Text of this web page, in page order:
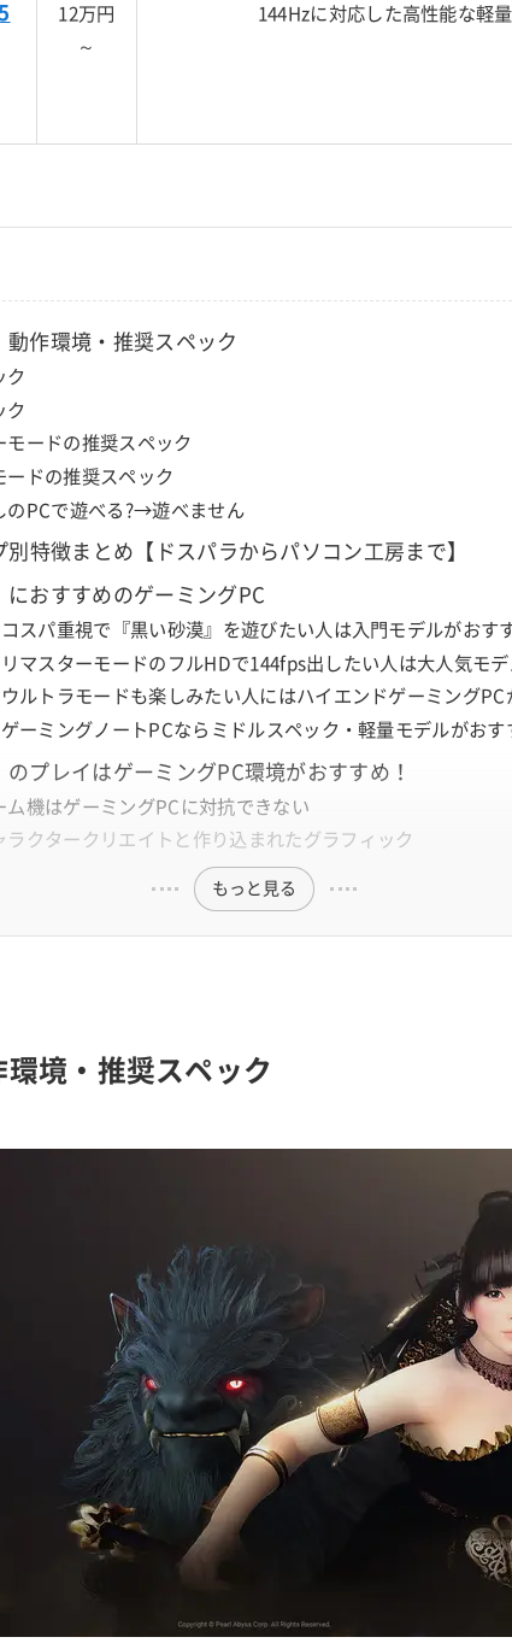
12万円
～
144Hzに対応した高性能な軽
動作環境・推奨スペック
ク
ク
モードの推奨スペック
ードの推奨スペック
のPCで遊べる?→遊べません
別特徴まとめ【ドスパラからパソコン工房まで】
におすすめのゲーミングPC
コスパ重視で『黒い砂漠』を遊びたい人は入門モデルがおす
リマスターモードのフルHDで144fps出したい人は大人気モ
ウルトラモードも楽しみたい人にはハイエンドゲーミングPC
ゲーミングノートPCならミドルスペック・軽量モデルがおす
のプレイはゲーミングPC環境がおすすめ！
ム機はゲーミングPCに対抗できない
ラクタークリエイトと作り込まれたグラフィック
もっと見る
環境・推奨スペック